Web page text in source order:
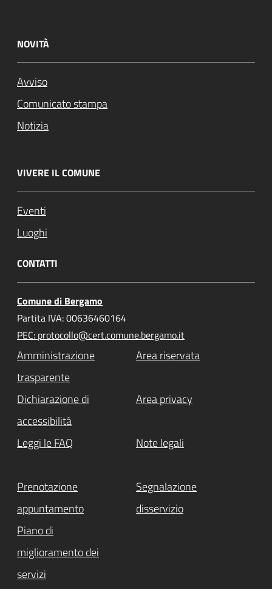
NOVITÀ
Avviso
Comunicato stampa
Notizia
VIVERE IL COMUNE
Eventi
Luoghi
CONTATTI
Comune di Bergamo
Partita IVA: 00636460164
PEC: protocollo@cert.comune.bergamo.it
Amministrazione
trasparente
Area riservata
Dichiarazione di
accessibilità
Area privacy
Leggi le FAQ Note legali
Prenotazione
appuntamento
Segnalazione
disservizio
Piano di
miglioramento dei
servizi